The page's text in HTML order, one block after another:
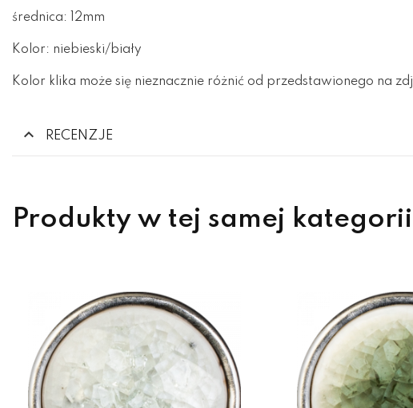
średnica: 12mm
Kolor: niebieski/biały
Kolor klika może się nieznacznie różnić od przedstawionego na
RECENZJE
Produkty w tej samej kategorii